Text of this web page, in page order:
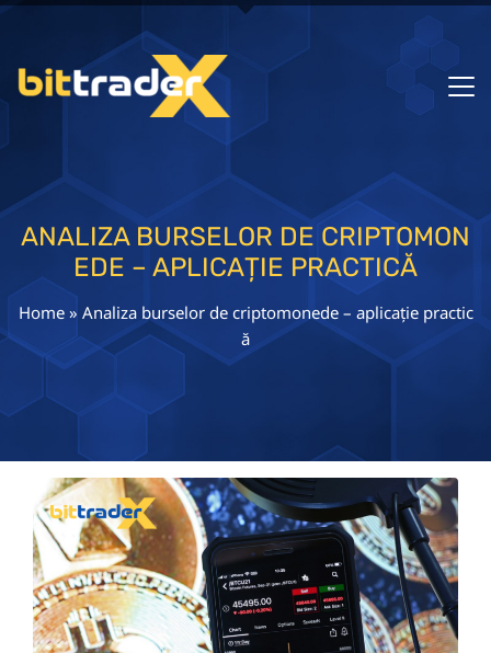
ANALIZA BURSELOR DE CRIPTOMON
EDE – APLICAȚIE PRACTICĂ
Home» Analiza burselor de criptomonede – aplicație practic
ă